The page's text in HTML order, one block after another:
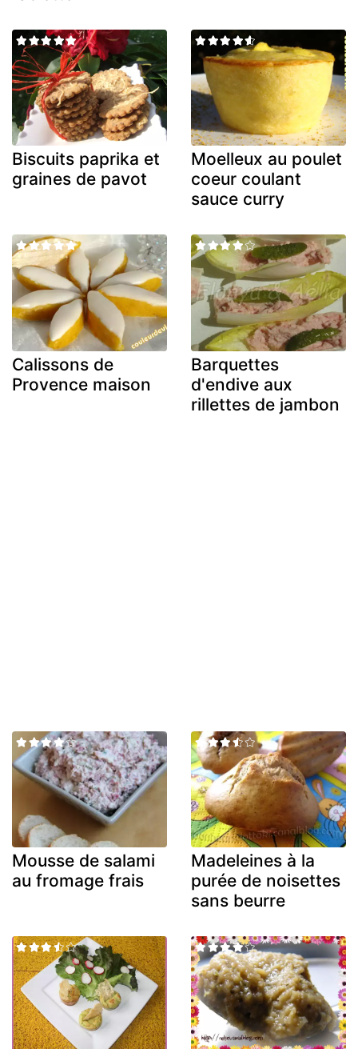
Biscuits paprika et
graines de pavot
Moelleux au poulet
coeur coulant
sauce curry
Calissons de
Provence maison
Barquettes
d'endive aux
rillettes de jambon
Mousse de salami
au fromage frais
Madeleines à la
purée de noisettes
sans beurre